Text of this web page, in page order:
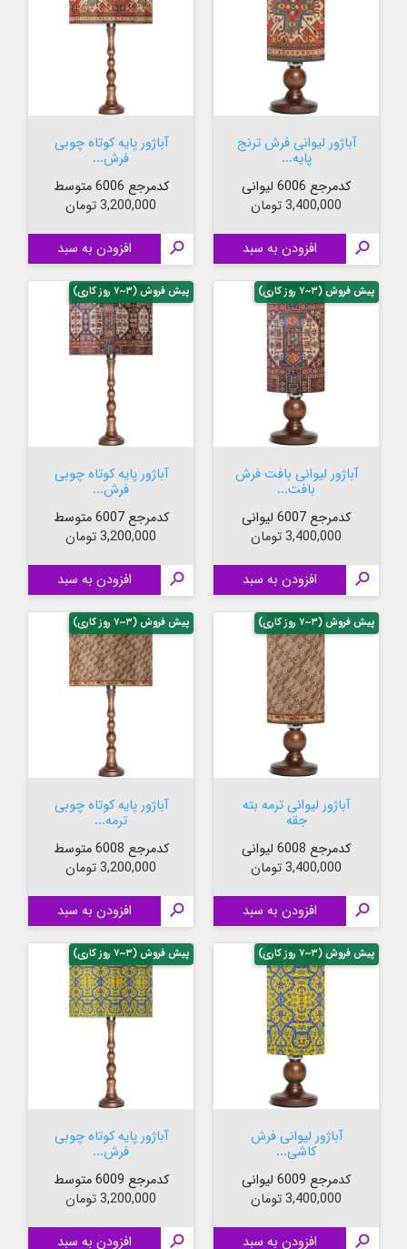
آباژور لیوانی فرش ترنج
پایه...
کدمرجع 6006 لیوانی
قیمت
3,400,000 تومان
 افزودن به سبد
آباژور پایه کوتاه چوبی
فرش...
کدمرجع 6006 متوسط
قیمت
3,200,000 تومان
 افزودن به سبد
آباژور لیوانی بافت فرش
بافت...
کدمرجع 6007 لیوانی
قیمت
3,400,000 تومان
 افزودن به سبد
پیش فروش (۳~۷ روز کاری)
آباژور پایه کوتاه چوبی
فرش...
کدمرجع 6007 متوسط
قیمت
3,200,000 تومان
 افزودن به سبد
پیش فروش (۳~۷ روز کاری)
آباژور لیوانی ترمه بته
جقه
کدمرجع 6008 لیوانی
قیمت
3,400,000 تومان
 افزودن به سبد
پیش فروش (۳~۷ روز کاری)
آباژور پایه کوتاه چوبی
ترمه...
کدمرجع 6008 متوسط
قیمت
3,200,000 تومان
 افزودن به سبد
پیش فروش (۳~۷ روز کاری)
آباژور لیوانی فرش
کاشی...
کدمرجع 6009 لیوانی
قیمت
3,400,000 تومان
 افزودن به سبد
پیش فروش (۳~۷ روز کاری)
آباژور پایه کوتاه چوبی
فرش...
کدمرجع 6009 متوسط
قیمت
3,200,000 تومان
 افزودن به سبد
پیش فروش (۳~۷ روز کاری)